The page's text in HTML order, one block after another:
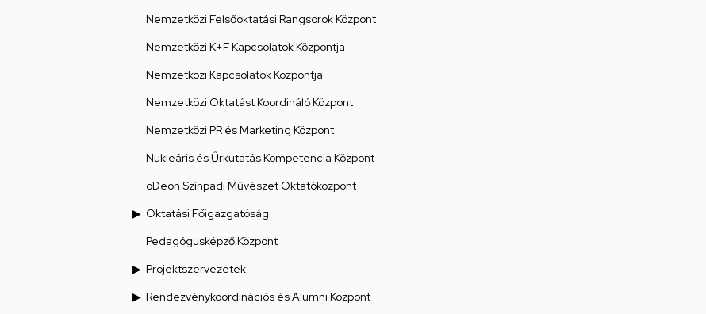
Nemzetközi Felsőoktatási Rangsorok Központ
Nemzetközi K+F Kapcsolatok Központja
Nemzetközi Kapcsolatok Központja
Nemzetközi Oktatást Koordináló Központ
Nemzetközi PR és Marketing Központ
Nukleáris és Űrkutatás Kompetencia Központ
oDeon Színpadi Művészet Oktatóközpont
Oktatási Főigazgatóság
Pedagógusképző Központ
Projektszervezetek
Rendezvénykoordinációs és Alumni Központ